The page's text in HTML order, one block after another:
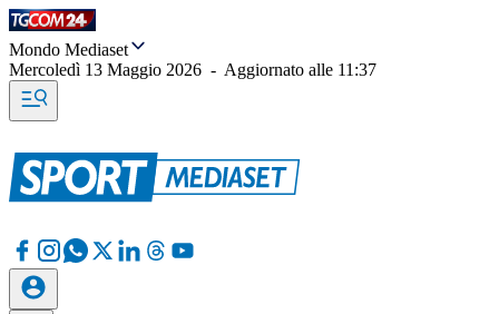
Mondo Mediaset
Mercoledì 13 Maggio 2026 - Aggiornato alle 11:37